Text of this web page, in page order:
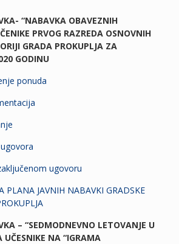
“NABAVKA OBAVEZNIH
PRVOG RAZREDA OSNOVNIH
GRADA PROKUPLJA ZA
GODINU
ponuda
ugovoru
PLANA JAVNIH NABAVKI GRADSKE
– “SEDMODNEVNO LETOVANJE U
UČESNIKE NA “IGRAMA